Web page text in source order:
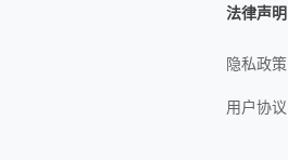
法律声明
隐私政策
用户协议